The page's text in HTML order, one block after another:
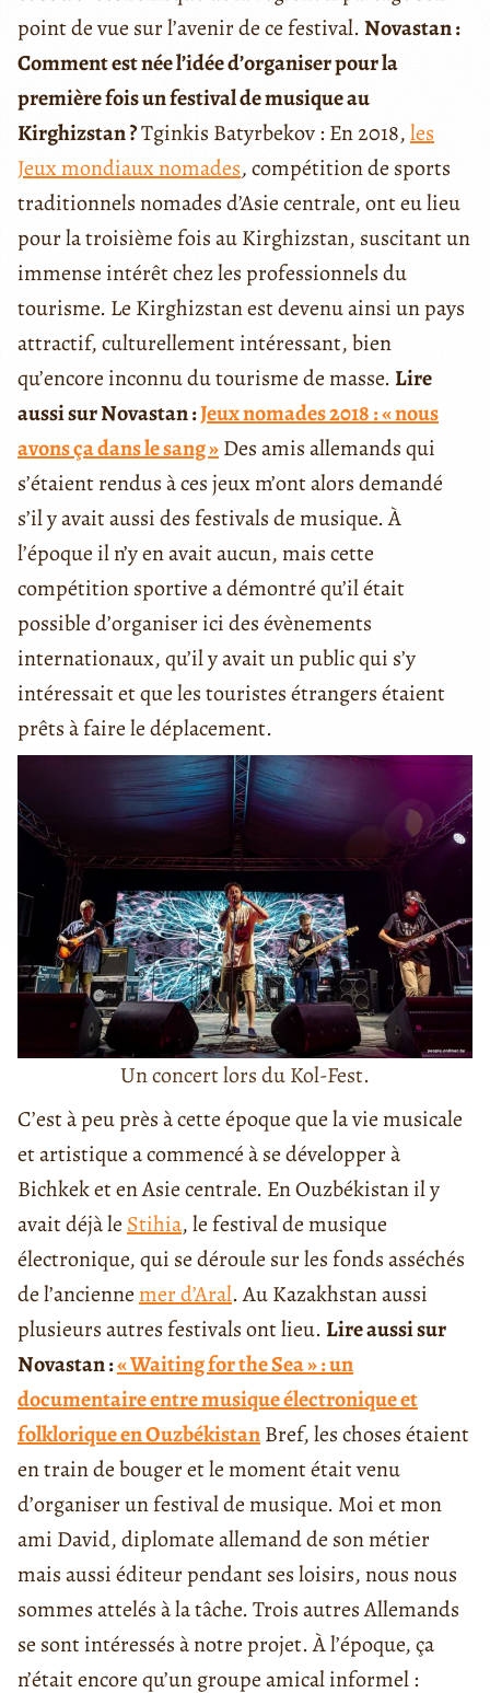
point de vue sur l’avenir de ce festival.Novastan :
Comment est née l’idée d’organiser pour la
première fois un festival de musique au
Kirghizstan ?Tginkis Batyrbekov : En 2018,les
Jeux mondiaux nomades,compétition de sports
traditionnels nomades d’Asie centrale, ont eu lieu
pour la troisième fois au Kirghizstan, suscitant un
immense intérêt chez les professionnels du
tourisme. Le Kirghizstan est devenu ainsi un pays
attractif, culturellement intéressant, bien
qu’encore inconnu du tourisme de masse. Lire
aussi sur Novastan :Jeux nomades 2018 : « nous
avons ça dans le sang »Des amis allemands qui
s’étaient rendus à ces jeux m’ont alors demandé
s’il y avait aussi des festivals de musique. À
l’époque il n’y en avait aucun, mais cette
compétition sportive a démontré qu’il était
possible d’organiser ici des évènements
internationaux, qu’il y avait un public qui s’y
intéressait et que les touristes étrangers étaient
prêts à faire le déplacement.
Un concert lors du Kol-Fest.
C’est à peu près à cette époque que la vie musicale
et artistique a commencé à se développer à
Bichkek et en Asie centrale. En Ouzbékistan il y
avait déjà le Stihia, le festival de musique
électronique, qui se déroule sur les fonds asséchés
de l’anciennemer d’Aral. Au Kazakhstan aussi
plusieurs autres festivals ont lieu. Lire aussi sur
Novastan :« Waiting for the Sea » : un
documentaire entre musique électronique et
folklorique en OuzbékistanBref, les choses étaient
en train de bouger et le moment était venu
d’organiser un festival de musique. Moi et mon
ami David, diplomate allemand de son métier
mais aussi éditeur pendant ses loisirs, nous nous
sommes attelés à la tâche. Trois autres Allemands
se sont intéressés à notre projet. À l’époque, ça
n’était encore qu’un groupe amical informel :